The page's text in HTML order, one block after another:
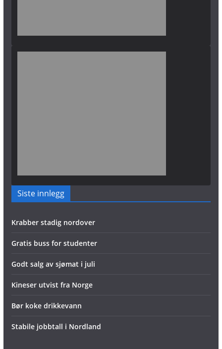
Siste innlegg
Krabber stadig nordover
Gratis buss for studenter
Godt salg av sjømat i juli
Kineser utvist fra Norge
Bør koke drikkevann
Stabile jobbtall i Nordland